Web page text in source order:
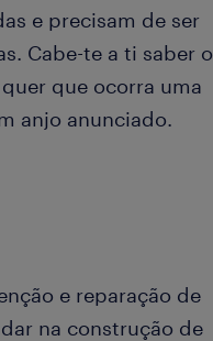
e precisam de ser
Cabe-te a ti saber o
que ocorra uma
anjo anunciado.
e reparação de
na construção de